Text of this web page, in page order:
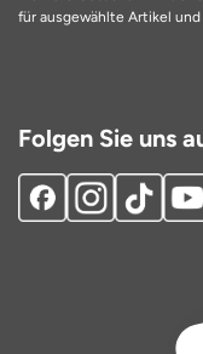
für ausgewählte Artikel
Folgen Sie uns